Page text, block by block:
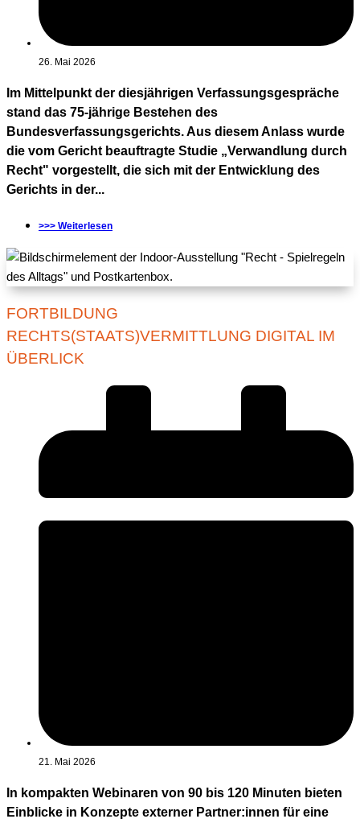
26. Mai 2026
Im Mittelpunkt der diesjährigen Verfassungsgespräche
stand das 75-jährige Bestehen des
Bundesverfassungsgerichts. Aus diesem Anlass wurde
die vom Gericht beauftragte Studie „Verwandlung durch
Recht" vorgestellt, die sich mit der Entwicklung des
Gerichts in der...
>>> Weiterlesen
FORTBILDUNG
RECHTS(STAATS)VERMITTLUNG DIGITAL IM
ÜBERLICK
21. Mai 2026
In kompakten Webinaren von 90 bis 120 Minuten bieten
Einblicke in Konzepte externer Partner:innen für eine